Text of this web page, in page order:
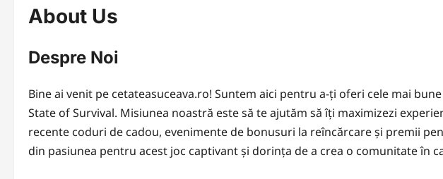
About Us
Despre Noi
Bine ai venit pe cetateasuceava.ro! Suntem aici pentru a-ți oferi cele mai
State of Survival. Misiunea noastră este să te ajutăm să îți maximizezi
recente coduri de cadou, evenimente de bonusuri la reîncărcare și premii
din pasiunea pentru acest joc captivant și dorința de a crea o comunitate în